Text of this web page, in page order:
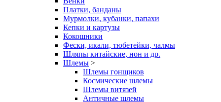
Платки, банданы
Мурмолки, кубанки, папахи
Кепки и картузы
Кокошники
Фески, икали, тюбетейки, чалмы
Шляпы китайские, нон и др.
Шлемы >
Шлемы гонщиков
Космические шлемы
Шлемы витязей
Античные шлемы